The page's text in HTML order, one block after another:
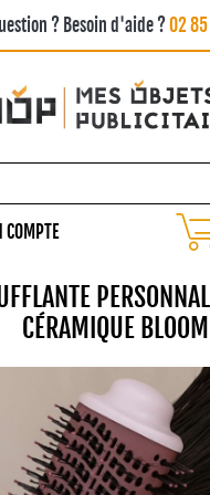
? Besoin d'aide ?02
COMPTE
CÉRAMIQUE BLOOM